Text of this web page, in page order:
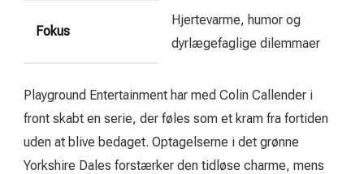
Fokus
Hjertevarme, humor og
dyrlægefaglige dilemmaer
Playground Entertainment har med Colin Callender i
front skabt en serie, der føles som et kram fra fortiden
uden at blive bedaget. Optagelserne i det grønne
Yorkshire Dales forstærker den tidløse charme, mens